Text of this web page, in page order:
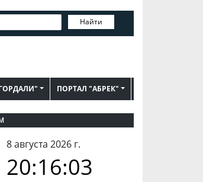
Найти
ПОРТАЛ "АБРЕК"
8 августа 2026 г.
20:16:03